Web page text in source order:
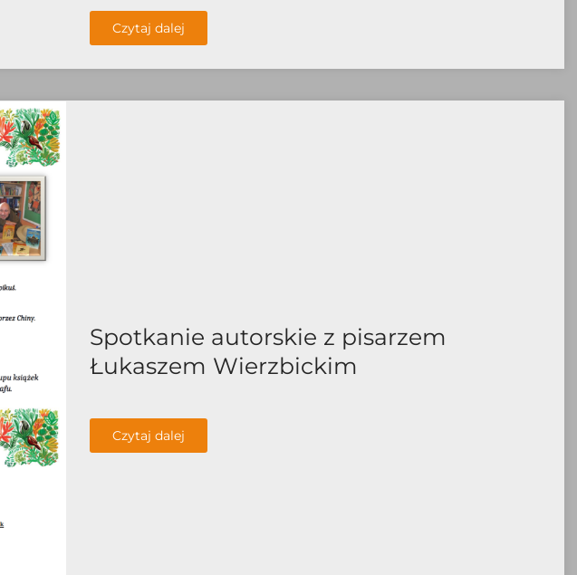
Czytaj dalej
Spotkanie autorskie z pisarzem
Łukaszem Wierzbickim
Czytaj dalej